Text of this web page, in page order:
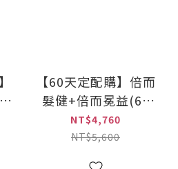
【60天定配購】倍而
髮健+倍而冕益(60
粒/1+1組) 乳鐵蛋白機
能保健品 (原價5,600
NT$4,760
NT$5,600